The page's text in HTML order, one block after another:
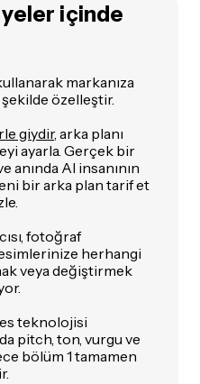
içinde
markanıza
özelleştir.
giydir, arka planı
ayarla. Gerçek bir
AI insanının
bir arka plan tarif et
fotoğraf
herhangi
veya değiştirmek
teknolojisi
pitch, ton, vurgu ve
bölüm 1 tamamen